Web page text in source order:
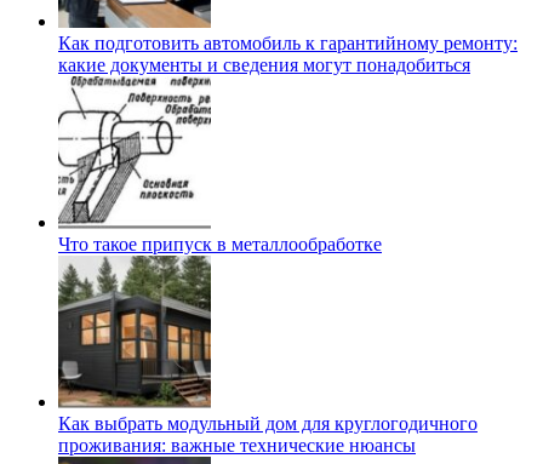
Как подготовить автомобиль к гарантийному ремонту:
какие документы и сведения могут понадобиться
Что такое припуск в металлообработке
Как выбрать модульный дом для круглогодичного
проживания: важные технические нюансы